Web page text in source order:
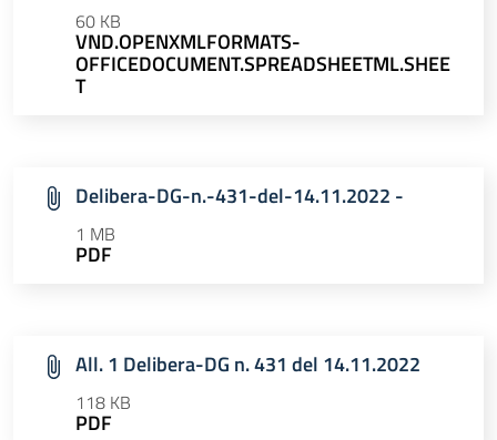
60 KB
VND.OPENXMLFORMATS-
OFFICEDOCUMENT.SPREADSHEETML.SHEE
T
Delibera-DG-n.-431-del-14.11.2022 -
1 MB
PDF
All. 1 Delibera-DG n. 431 del 14.11.2022
118 KB
PDF